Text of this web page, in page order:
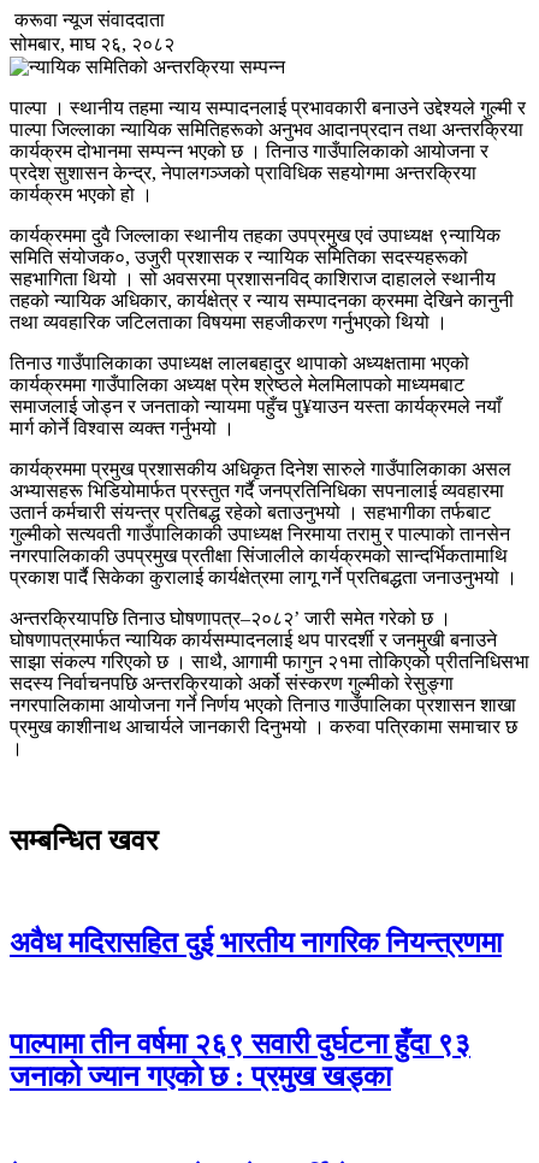
करूवा न्यूज संवाददाता
सोमबार, माघ २६, २०८२
पाल्पा । स्थानीय तहमा न्याय सम्पादनलाई प्रभावकारी बनाउने उद्देश्यले गुल्मी र
पाल्पा जिल्लाका न्यायिक समितिहरूको अनुभव आदानप्रदान तथा अन्तरक्रिया
कार्यक्रम दोभानमा सम्पन्न भएको छ । तिनाउ गाउँपालिकाको आयोजना र
प्रदेश सुशासन केन्द्र, नेपालगञ्जको प्राविधिक सहयोगमा अन्तरक्रिया
कार्यक्रम भएको हो ।
कार्यक्रममा दुवै जिल्लाका स्थानीय तहका उपप्रमुख एवं उपाध्यक्ष ९न्यायिक
समिति संयोजक०, उजुरी प्रशासक र न्यायिक समितिका सदस्यहरूको
सहभागिता थियो । सो अवसरमा प्रशासनविद् काशिराज दाहालले स्थानीय
तहको न्यायिक अधिकार, कार्यक्षेत्र र न्याय सम्पादनका क्रममा देखिने कानुनी
तथा व्यवहारिक जटिलताका विषयमा सहजीकरण गर्नुभएको थियो ।
तिनाउ गाउँपालिकाका उपाध्यक्ष लालबहादुर थापाको अध्यक्षतामा भएको
कार्यक्रममा गाउँपालिका अध्यक्ष प्रेम श्रेष्ठले मेलमिलापको माध्यमबाट
समाजलाई जोड्न र जनताको न्यायमा पहुँच पु¥याउन यस्ता कार्यक्रमले नयाँ
मार्ग कोर्ने विश्वास व्यक्त गर्नुभयो ।
कार्यक्रममा प्रमुख प्रशासकीय अधिकृत दिनेश सारुले गाउँपालिकाका असल
अभ्यासहरू भिडियोमार्फत प्रस्तुत गर्दै जनप्रतिनिधिका सपनालाई व्यवहारमा
उतार्न कर्मचारी संयन्त्र प्रतिबद्ध रहेको बताउनुभयो । सहभागीका तर्फबाट
गुल्मीको सत्यवती गाउँपालिकाकी उपाध्यक्ष निरमाया तरामु र पाल्पाको तानसेन
नगरपालिकाकी उपप्रमुख प्रतीक्षा सिंजालीले कार्यक्रमको सान्दर्भिकतामाथि
प्रकाश पार्दै सिकेका कुरालाई कार्यक्षेत्रमा लागू गर्ने प्रतिबद्धता जनाउनुभयो ।
अन्तरक्रियापछि तिनाउ घोषणापत्र–२०८२’ जारी समेत गरेको छ ।
घोषणापत्रमार्फत न्यायिक कार्यसम्पादनलाई थप पारदर्शी र जनमुखी बनाउने
साझा संकल्प गरिएको छ । साथै, आगामी फागुन २१मा तोकिएको प्रीतनिधिसभा
सदस्य निर्वाचनपछि अन्तरक्रियाको अर्को संस्करण गुल्मीको रेसुङ्गा
नगरपालिकामा आयोजना गर्ने निर्णय भएको तिनाउ गाउँपालिका प्रशासन शाखा
प्रमुख काशीनाथ आचार्यले जानकारी दिनुभयो । करुवा पत्रिकामा समाचार छ
।
सम्बन्धित खवर
अवैध मदिरासहित दुई भारतीय नागरिक नियन्त्रणमा
पाल्पामा तीन वर्षमा २६९ सवारी दुर्घटना हुँदा ९३
जनाको ज्यान गएको छ : प्रमुख खड्का